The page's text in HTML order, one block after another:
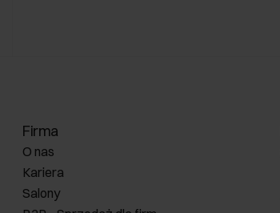
Firma
O nas
Kariera
Salony